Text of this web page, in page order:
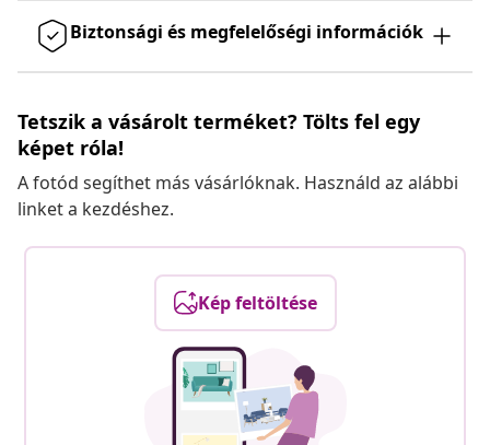
Biztonsági és megfelelőségi információk
Tetszik a vásárolt terméket? Tölts fel egy
képet róla!
A fotód segíthet más vásárlóknak. Használd az alábbi
linket a kezdéshez.
Kép feltöltése